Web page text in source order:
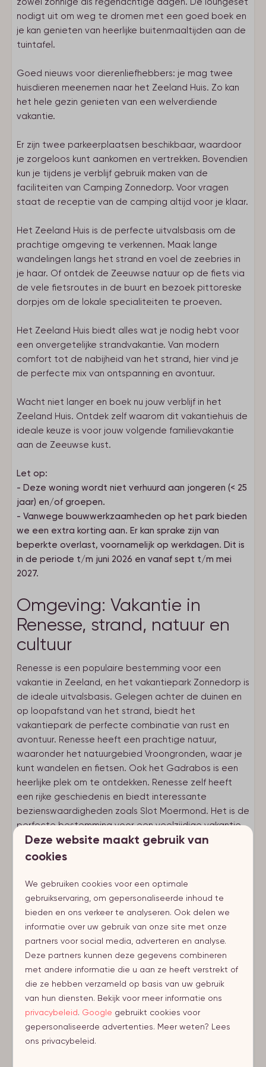
nodigt uit om weg te dromen met een goed boek en
je kan genieten van heerlijke buitenmaaltijden aan de
tuintafel.
Goed nieuws voor dierenliefhebbers: je mag twee
huisdieren meenemen naar het Zeeland Huis. Zo kan
het hele gezin genieten van een welverdiende
vakantie.
Er zijn twee parkeerplaatsen beschikbaar, waardoor
je zorgeloos kunt aankomen en vertrekken. Bovendien
kun je tijdens je verblijf gebruik maken van de
faciliteiten van Camping Zonnedorp. Voor vragen
staat de receptie van de camping altijd voor je klaar.
Het Zeeland Huis is de perfecte uitvalsbasis om de
prachtige omgeving te verkennen. Maak lange
wandelingen langs het strand en voel de zeebries in
je haar. Of ontdek de Zeeuwse natuur op de fiets via
de vele fietsroutes in de buurt en bezoek pittoreske
dorpjes om de lokale specialiteiten te proeven.
Het Zeeland Huis biedt alles wat je nodig hebt voor
een onvergetelijke strandvakantie. Van modern
comfort tot de nabijheid van het strand, hier vind je
de perfecte mix van ontspanning en avontuur.
Wacht niet langer en boek nu jouw verblijf in het
Zeeland Huis. Ontdek zelf waarom dit vakantiehuis de
ideale keuze is voor jouw volgende familievakantie
aan de Zeeuwse kust.
Let op:
- Deze woning wordt niet verhuurd aan jongeren (< 25
jaar) en/of groepen.
- Vanwege bouwwerkzaamheden op het park bieden
we een extra korting aan. Er kan sprake zijn van
beperkte overlast, voornamelijk op werkdagen. Dit is
in de periode t/m juni 2026 en vanaf sept t/m mei
2027.
Omgeving: Vakantie in
Renesse, strand, natuur en
cultuur
Renesse is een populaire bestemming voor een
vakantie in Zeeland, en het vakantiepark Zonnedorp is
de ideale uitvalsbasis. Gelegen achter de duinen en
op loopafstand van het strand, biedt het
vakantiepark de perfecte combinatie van rust en
avontuur. Renesse heeft een prachtige natuur,
waaronder het natuurgebied Vroongronden, waar je
kunt wandelen en fietsen. Ook het Gadrabos is een
heerlijke plek om te ontdekken. Renesse zelf heeft
een rijke geschiedenis en biedt interessante
bezienswaardigheden zoals Slot Moermond. Het is de
perfecte bestemming voor een veelzijdige vakantie.
Voorzieningen
Parken
Zonnedorp
Regio
Schouwen-Duiveland (NL)
Plaats
Deze website maakt gebruik van
cookies
We gebruiken cookies voor een optimale
gebruikservaring, om gepersonaliseerde inhoud te
bieden en ons verkeer te analyseren. Ook delen we
informatie over uw gebruik van onze site met onze
partners voor social media, adverteren en analyse.
Deze partners kunnen deze gegevens combineren
met andere informatie die u aan ze heeft verstrekt of
die ze hebben verzameld op basis van uw gebruik
van hun diensten. Bekijk voor meer informatie ons
privacybeleid. Google gebruikt cookies voor
gepersonaliseerde advertenties. Meer weten? Lees
ons privacybeleid.